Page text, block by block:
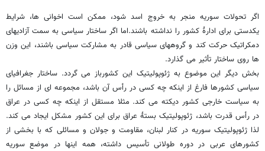
اگر تحولات سوریه منجر به خروج اسد شود، ممکن است اخوانی ها، شرایط
یکدستی برای ادارۀ کشور را نداشته باشند.اما اگر ساختار سیاسی به سمت آزادیهای
دمکراتیک حرکت کند و گروههای سیاسی قادر به مشارکت سیاسی باشند، این وزن
ها روی ساختار تأثیر می گذارد.
بخش دیگر این موضوع به ژئوپولیتیک این کشورباز می گردد. ساختار جغرافیای
سیاسی کشورها فارغ از اینکه چه کسی در رأس آن باشد، مجموعه ای از مسائل را
به سیاست خارجی کشور دیکته می کند. مثلا مستقل از اینکه چه کسی در عراق
در رأس قدرت باشد، ژئوپولیتیک بستۀ عراق برای این کشور مشکل ایجاد می کند.
لذا ژئوپولیتیک سوریه در کنار لبنان، مقاومت و جولان و مسائلی که با بخشی از
کشورهای عربی در دوره طولانی تأسیس داشته، همه اینها در موضع سوریه